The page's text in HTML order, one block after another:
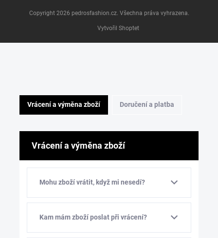
Vytvořil Shoptet
Copyright 2026 pedrosfashion.cz. Všechna práva vyhrazena.
Vrácení a výměna zboží Doručení a platba
Vrácení a výměna zboží
Mohu zboží vrátit, když mi nesedí?
Kam mám zboží poslat při vrácení?